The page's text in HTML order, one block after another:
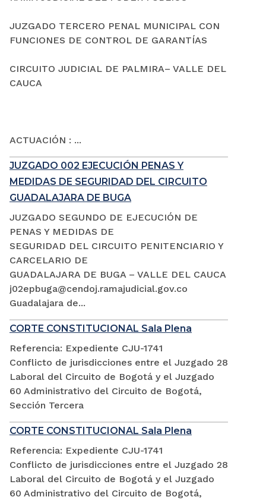
JUZGADO TERCERO PENAL MUNICIPAL CON
FUNCIONES DE CONTROL DE GARANTÍAS
CIRCUITO JUDICIAL DE PALMIRA– VALLE DEL
CAUCA
ACTUACIÓN : ...
JUZGADO 002 EJECUCIÓN PENAS Y
MEDIDAS DE SEGURIDAD DEL CIRCUITO
GUADALAJARA DE BUGA
JUZGADO SEGUNDO DE EJECUCIÓN DE
PENAS Y MEDIDAS DE
SEGURIDAD DEL CIRCUITO PENITENCIARIO Y
CARCELARIO DE
GUADALAJARA DE BUGA – VALLE DEL CAUCA
j02epbuga@cendoj.ramajudicial.gov.co
Guadalajara de...
CORTE CONSTITUCIONAL Sala Plena
Referencia: Expediente CJU-1741
Conflicto de jurisdicciones entre el Juzgado 28
Laboral del Circuito de Bogotá y el Juzgado
60 Administrativo del Circuito de Bogotá,
Sección Tercera
CORTE CONSTITUCIONAL Sala Plena
Referencia: Expediente CJU-1741
Conflicto de jurisdicciones entre el Juzgado 28
Laboral del Circuito de Bogotá y el Juzgado
60 Administrativo del Circuito de Bogotá,